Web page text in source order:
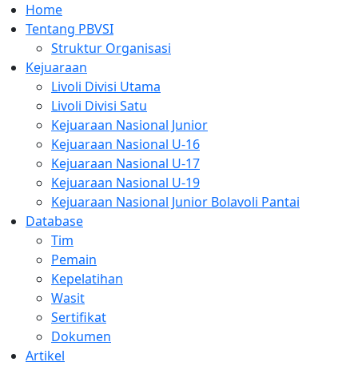
Home
Tentang PBVSI
Struktur Organisasi
Kejuaraan
Livoli Divisi Utama
Livoli Divisi Satu
Kejuaraan Nasional Junior
Kejuaraan Nasional U-16
Kejuaraan Nasional U-17
Kejuaraan Nasional U-19
Kejuaraan Nasional Junior Bolavoli Pantai
Database
Tim
Pemain
Kepelatihan
Wasit
Sertifikat
Dokumen
Artikel